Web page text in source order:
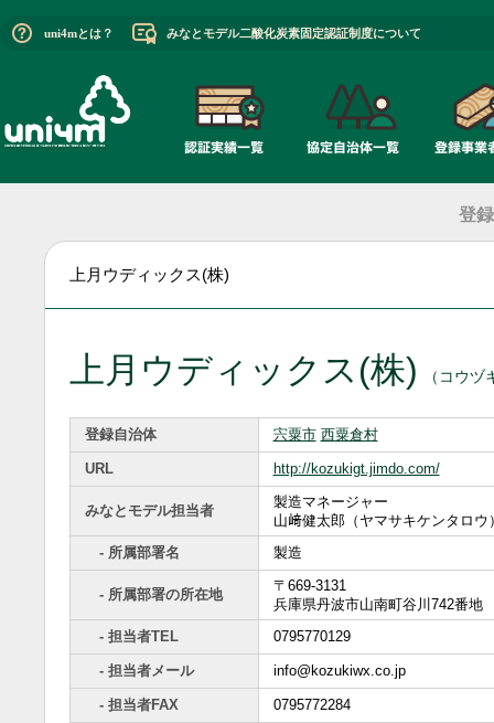
uni4mとは？ みなとモデル二酸化炭素固定認証制度について
登
上月ウディックス(株)
上月ウディックス(株) （コウ
登録自治体 宍粟市 西粟倉村
URL http://kozukigt.jimdo.com/
みなとモデル担当者
製造マネージャー
山﨑健太郎（ヤマサキケンタロウ
- 所属部署名
製造
- 所属部署の所在地
〒669-3131
兵庫県丹波市山南町谷川742番地
- 担当者TEL
0795770129
- 担当者メール info@kozukiwx.co.jp
- 担当者FAX 0795772284